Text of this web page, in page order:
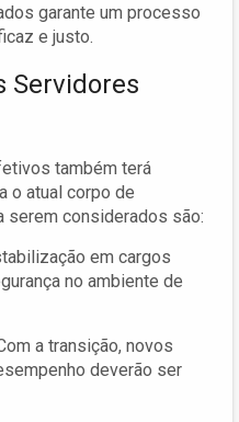
garante um processo
e justo.
Servidores
também terá
o atual corpo de
serem considerados são:
em cargos
no ambiente de
a transição, novos
deverão ser